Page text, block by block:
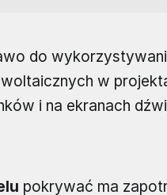
do
w
i na ekranach
pokrywać ma